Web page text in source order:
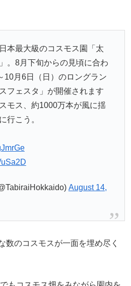
本最大級のコスモス園「太
。8月下旬からの見頃に合わ
10月6日（日）のロングラン
フェスタ」が開催されます
ス、約1000万本が風に揺
行こう。
August 14,
数のコスモスが一面を埋め尽く